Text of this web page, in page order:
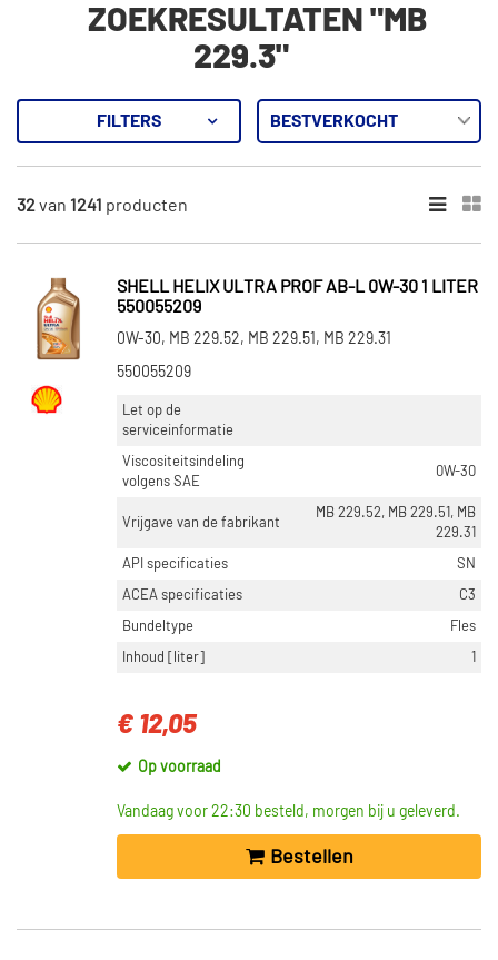
ZOEKRESULTATEN "MB
229.3"
FILTERS
1241Resultaten
CATEGORIEËN
Radiateur (376)
Interkoeler (370)
Brandstof toevoermodule (41)
Versnellingsbakolie (23)
ONDERDEELMERK
AS-PL (1)
Van Wezel (63)
Kroon Oil (81)
Castrol (104)
INHOUD [LITER]
32van 1241 producten
SHELL HELIX ULTRA PROF AB-L 0W-30 1 LITER
550055209
0W-30, MB 229.52, MB 229.51, MB 229.31
550055209
Let op de
serviceinformatie
Viscositeitsindeling
volgens SAE
0W-30
Vrijgave van de fabrikant
MB 229.52, MB 229.51, MB
229.31
API specificaties
SN
ACEA specificaties
C3
Bundeltype
Fles
Inhoud [liter]
1
€ 12,05
Op voorraad
Vandaag voor 22:30 besteld, morgen bij u geleverd.
Bestellen